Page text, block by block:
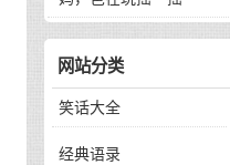
网站分类
笑话大全
经典语录